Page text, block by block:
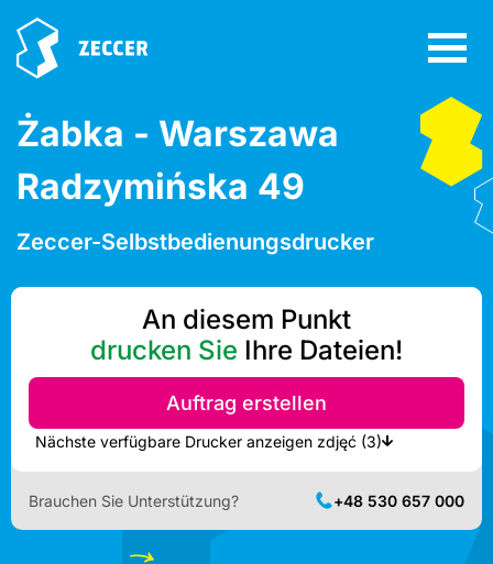
Żabka - Warszawa
Radzymińska 49
Zeccer-Selbstbedienungsdrucker
An diesem Punkt
drucken Sie Ihre Dateien!
Auftrag erstellen
Nächste verfügbare Drucker anzeigen zdjęć (3)
Brauchen Sie Unterstützung? +48 530 657 000